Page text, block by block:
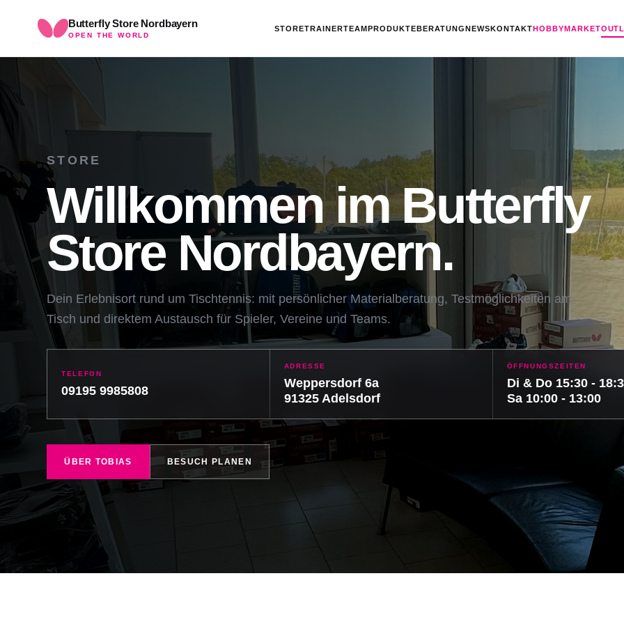
Butterfly Store Nordbayern
OPEN THE WORLD
STORETRAINERTEAMPRODUKTEBERATUNGNEWSKONTAKTHOBBYMARKET
STORE
Willkommen im Butterfly
Store Nordbayern.
Dein Erlebnisort rund um Tischtennis: mit persönlicher Materialberatung, Testmöglichkeiten am
Tisch und direktem Austausch für Spieler, Vereine und Teams.
TELEFON
09195 9985808
ADRESSE
Weppersdorf 6a
91325 Adelsdorf
ÖFFNUNGSZEITEN
Di & Do 15:30 -
Sa 10:00 - 13:00
ÜBER TOBIAS BESUCH PLANEN